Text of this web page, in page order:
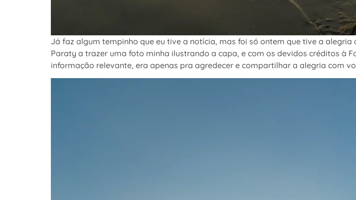
Já faz algum tempinho que eu tive a notícia, mas foi só ontem que tive a
Paraty a trazer uma foto minha ilustrando a capa, e com os devidos créditos à
informação relevante, era apenas pra agredecer e compartilhar a alegria com